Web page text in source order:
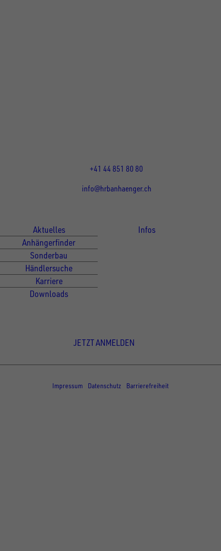
+41 44 851 80 80
info@hrbanhaenger.ch
Aktuelles
Anhängerfinder
Sonderbau
Händlersuche
Karriere
Downloads
Infos
JETZT ANMELDEN
Impressum
Datenschutz Barrierefreiheit